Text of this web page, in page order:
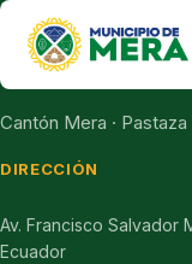
Cantón Mera ·
DIRECCIÓN
Av. Francisco Salvador
Ecuador